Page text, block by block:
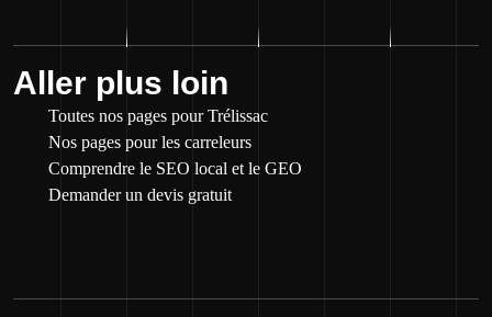
Aller plus loin
Toutes nos pages pour Trélissac
Nos pages pour les carreleurs
Comprendre le SEO local et le GEO
Demander un devis gratuit